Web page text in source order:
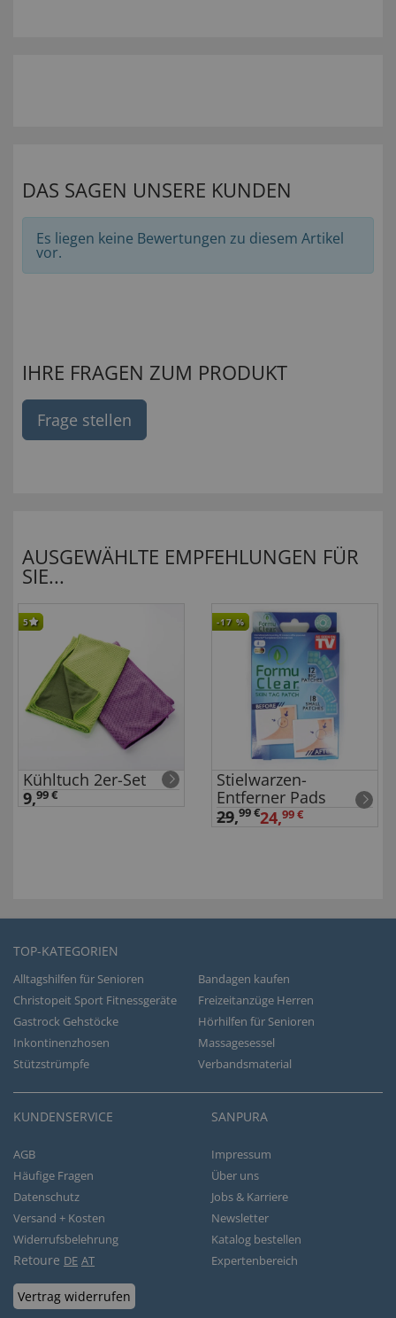
DAS SAGEN UNSERE KUNDEN
Es liegen keine Bewertungen zu diesem Artikel
vor.
IHRE FRAGEN ZUM PRODUKT
Frage stellen
AUSGEWÄHLTE EMPFEHLUNGEN FÜR
SIE...
5
Kühltuch 2er-Set
9,99 €
-17 %
Stielwarzen-
Entferner Pads
29,99 €24,99 €
TOP-KATEGORIEN
Alltagshilfen für Senioren
Bandagen kaufen
Christopeit Sport Fitnessgeräte
Freizeitanzüge Herren
Gastrock Gehstöcke
Hörhilfen für Senioren
Inkontinenzhosen
Massagesessel
Stützstrümpfe
Verbandsmaterial
KUNDENSERVICE
AGB
Häufige Fragen
Datenschutz
Versand + Kosten
Widerrufsbelehrung
Retoure DE AT
Vertrag widerrufen
SANPURA
Impressum
Über uns
Jobs & Karriere
Newsletter
Katalog bestellen
Expertenbereich